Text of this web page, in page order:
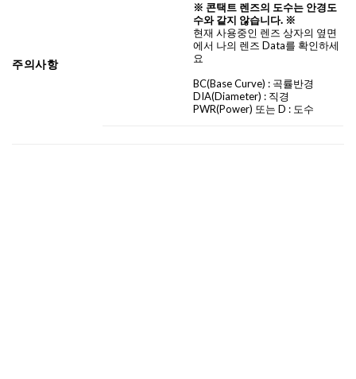
주의사항
※ 콘택트 렌즈의 도수는 안경도
수와 같지 않습니다. ※
현재 사용중인 렌즈 상자의 옆면
에서 나의 렌즈 Data를 확인하세
요
BC(Base Curve) : 곡률반경
DIA(Diameter) : 직경
PWR(Power) 또는 D : 도수